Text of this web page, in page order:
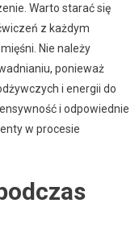
Warto starać się
z każdym
Nie należy
ponieważ
i energii do
i odpowiednie
w procesie